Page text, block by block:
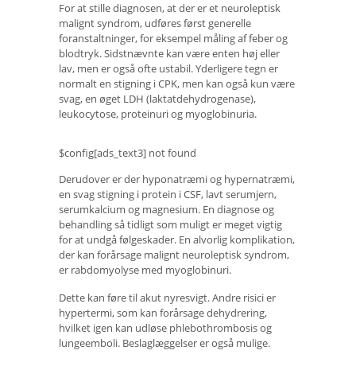
For at stille diagnosen, at der er et neuroleptisk
malignt syndrom, udføres først generelle
foranstaltninger, for eksempel måling af feber og
blodtryk. Sidstnævnte kan være enten høj eller
lav, men er også ofte ustabil. Yderligere tegn er
normalt en stigning i CPK, men kan også kun være
svag, en øget LDH (laktatdehydrogenase),
leukocytose, proteinuri og myoglobinuria.
$config[ads_text3] not found
Derudover er der hyponatræmi og hypernatræmi,
en svag stigning i protein i CSF, lavt serumjern,
serumkalcium og magnesium. En diagnose og
behandling så tidligt som muligt er meget vigtig
for at undgå følgeskader. En alvorlig komplikation,
der kan forårsage malignt neuroleptisk syndrom,
er rabdomyolyse med myoglobinuri.
Dette kan føre til akut nyresvigt. Andre risici er
hypertermi, som kan forårsage dehydrering,
hvilket igen kan udløse phlebothrombosis og
lungeemboli. Beslaglæggelser er også mulige.